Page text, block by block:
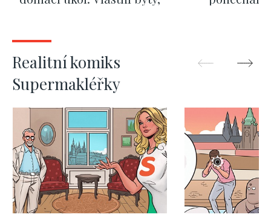
Realitní komiks
Supermakléřky